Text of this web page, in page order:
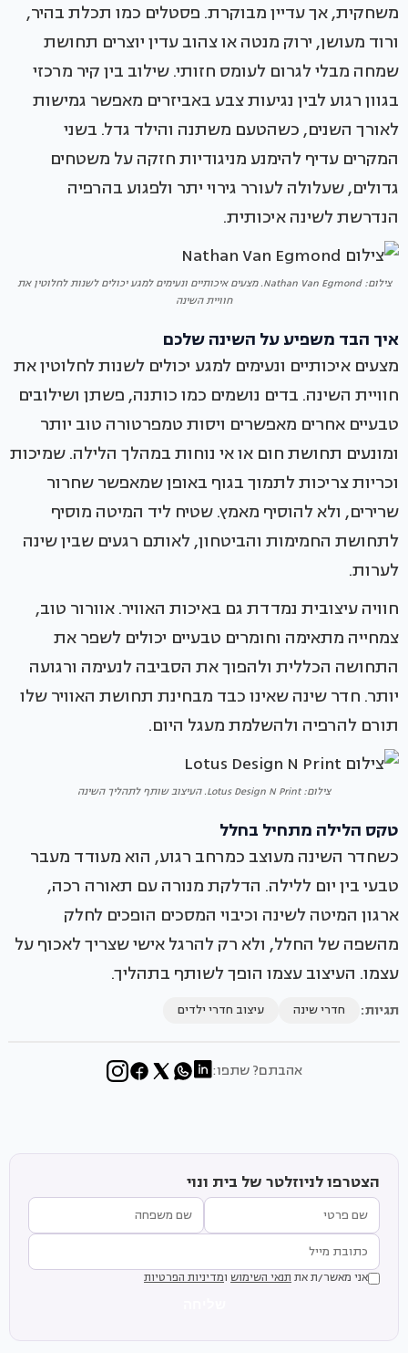
משחקית, אך עדיין מבוקרת. פסטלים כמו תכלת בהיר,
ורוד מעושן, ירוק מנטה או צהוב עדין יוצרים תחושת
שמחה מבלי לגרום לעומס חזותי. שילוב בין קיר מרכזי
בגוון רגוע לבין נגיעות צבע באביזרים מאפשר גמישות
לאורך השנים, כשהטעם משתנה והילד גדל. בשני
המקרים עדיף להימנע מניגודיות חזקה על משטחים
גדולים, שעלולה לעורר גירוי יתר ולפגוע בהרפיה
הנדרשת לשינה איכותית.
צילום: Nathan Van Egmond. מצעים איכותיים ונעימים למגע יכולים לשנות לחלוטין את
חוויית השינה
איך הבד משפיע על השינה שלכם
מצעים איכותיים ונעימים למגע יכולים לשנות לחלוטין את
חוויית השינה. בדים נושמים כמו כותנה, פשתן ושילובים
טבעיים אחרים מאפשרים ויסות טמפרטורה טוב יותר
ומונעים תחושת חום או אי נוחות במהלך הלילה. שמיכות
וכריות צריכות לתמוך בגוף באופן שמאפשר שחרור
שרירים, ולא להוסיף מאמץ. שטיח ליד המיטה מוסיף
לתחושת החמימות והביטחון, לאותם רגעים שבין שינה
לערות.
חוויה עיצובית נמדדת גם באיכות האוויר. אוורור טוב,
צמחייה מתאימה וחומרים טבעיים יכולים לשפר את
התחושה הכללית ולהפוך את הסביבה לנעימה ורגועה
יותר. חדר שינה שאינו כבד מבחינת תחושת האוויר שלו
תורם להרפיה ולהשלמת מעגל היום.
צילום: Lotus Design N Print. העיצוב שותף לתהליך השינה
טקס הלילה מתחיל בחלל
כשחדר השינה מעוצב כמרחב רגוע, הוא מעודד מעבר
טבעי בין יום ללילה. הדלקת מנורה עם תאורה רכה,
ארגון המיטה לשינה וכיבוי המסכים הופכים לחלק
מהשפה של החלל, ולא רק להרגל אישי שצריך לאכוף על
עצמו. העיצוב עצמו הופך לשותף בתהליך.
תגיות: חדרי שינה עיצוב חדרי ילדים
אהבתם? שתפו:
הצטרפו לניוזלטר של בית ונוי
אני מאשר/ת את תנאי השימוש ומדיניות הפרטיות